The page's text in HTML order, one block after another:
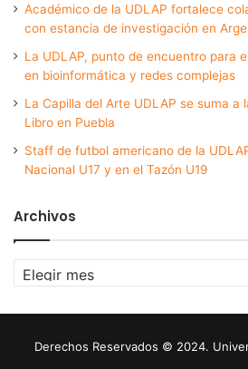
Académico de la UDLAP fortalece
con estancia de investigación en
La UDLAP, punto de encuentro para
en bioinformática y redes complejas
La Capilla del Arte UDLAP se suma a
Libro en Puebla
Staff de futbol americano de la
Nacional U17 y en el Tazón U19
Archivos
Archivos
Derechos Reservados © 2024.